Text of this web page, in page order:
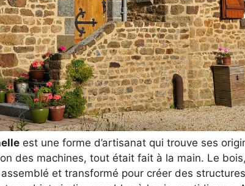
est une forme d’artisanat qui trouve ses
des machines, tout était fait à la main. Le
et transformé pour créer des